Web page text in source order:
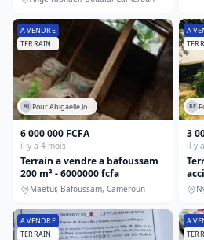
A VENDRE
TERRAIN
AJ Pour Abigaelle Jo...
6 000 000 FCFA
il y a 4 mois
Terrain a vendre a bafoussam
200 m² - 6000000 fcfa
Maetur, Bafoussam, Cameroun
A
RF
3
il y
(
A VENDRE
TERRAIN
A
Meublés
Terrain
Immeuble
Tous
Voir 22